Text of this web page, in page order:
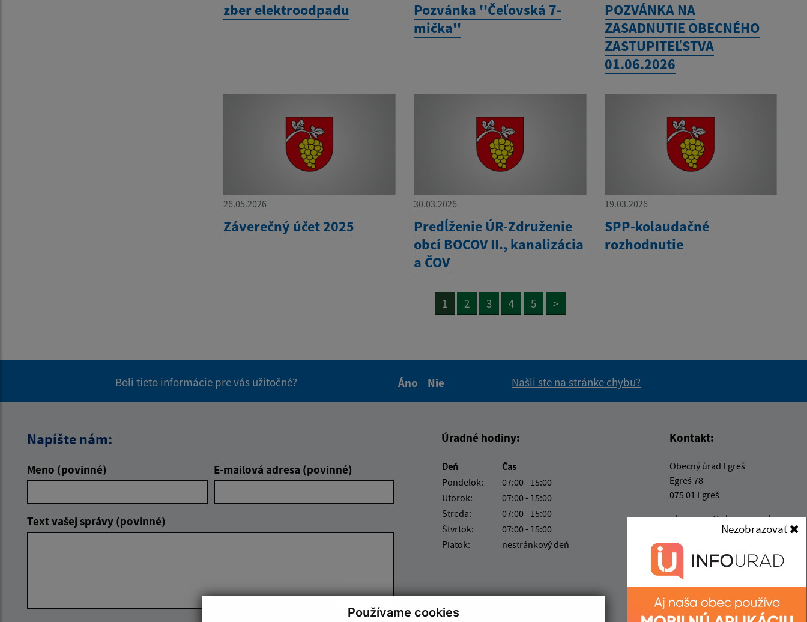
Používame cookies
Nezobrazovať
zber elektroodpadu
Pozvánka ''Čeľovská 7-
mička''
POZVÁNKA NA
ZASADNUTIE OBECNÉHO
ZASTUPITEĽSTVA
01.06.2026
26.05.2026
Záverečný účet 2025
30.03.2026
Predĺženie ÚR-Združenie
obcí BOCOV II., kanalizácia
a ČOV
19.03.2026
SPP-kolaudačné
rozhodnutie
1 2 3 4 5 >
Boli tieto informácie pre vás užitočné?
Áno
Nie
Našli ste na stránke chybu?
Napíšte nám:
Meno (povinné) E-mailová adresa (povinné)
Text vašej správy (povinné)
Úradné hodiny:
Deň
Čas
Pondelok:
07:00 - 15:00
Utorok:
07:00 - 15:00
Streda:
07:00 - 15:00
Štvrtok:
07:00 - 15:00
Piatok:
nestránkový deň
Kontakt:
Obecný úrad Egreš
Egreš 78
075 01 Egreš
obecegres@obecegres.sk
+421 56 67 99 261
IČO: 00331520